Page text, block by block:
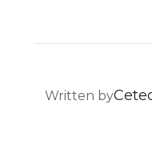
POST
Written by